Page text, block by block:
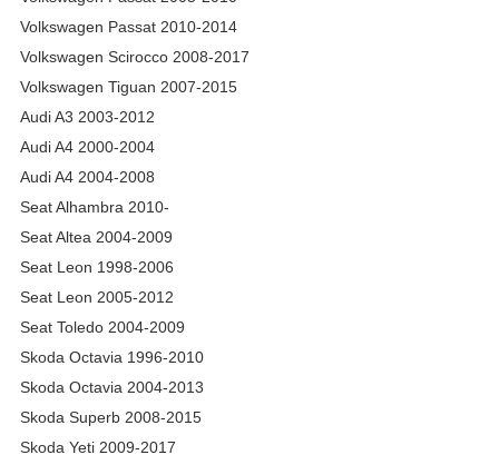
Volkswagen Passat 2010-2014
Volkswagen Scirocco 2008-2017
Volkswagen Tiguan 2007-2015
Audi A3 2003-2012
Audi A4 2000-2004
Audi A4 2004-2008
Seat Alhambra 2010-
Seat Altea 2004-2009
Seat Leon 1998-2006
Seat Leon 2005-2012
Seat Toledo 2004-2009
Skoda Octavia 1996-2010
Skoda Octavia 2004-2013
Skoda Superb 2008-2015
Skoda Yeti 2009-2017